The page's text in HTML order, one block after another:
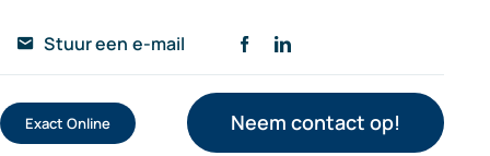
Stuur een e-mail
Exact Online Neem contact op!